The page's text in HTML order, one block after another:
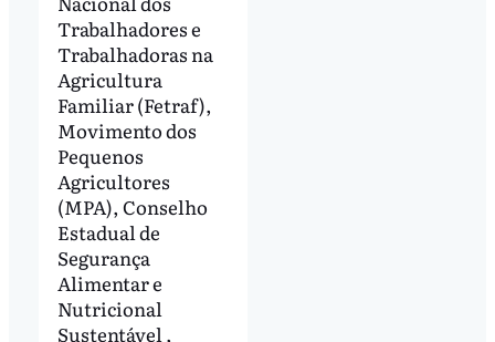
Trabalhadores e
Trabalhadoras na
Agricultura
Familiar (Fetraf),
Movimento dos
Pequenos
Agricultores
(MPA), Conselho
Estadual de
Segurança
Alimentar e
Nutricional
Sustentável ,